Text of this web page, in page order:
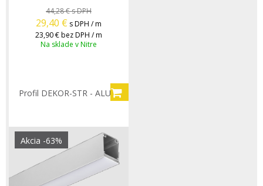
44,28 €s DPH
29,40 € s DPH / m
23,90 €bez DPH / m
Na sklade v Nitre
Profil DEKOR-STR - ALU/A
Akcia -63%